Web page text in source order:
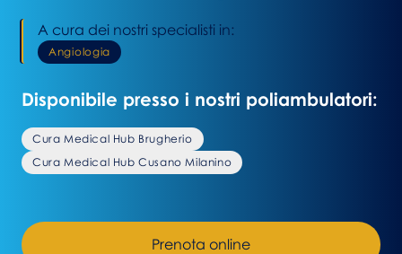
A cura dei nostri specialisti in:
Angiologia
Disponibile presso i nostri poliambulatori:
Cura Medical Hub Brugherio
Cura Medical Hub Cusano Milanino
Prenota online